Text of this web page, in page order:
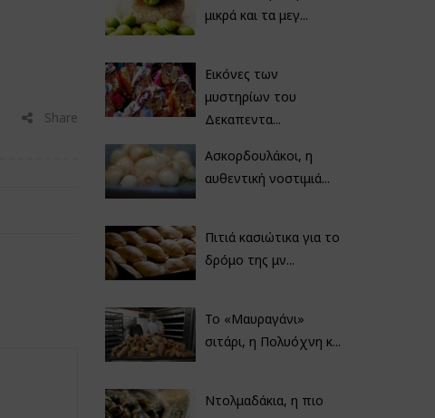
Share
μικρά και τα μεγ...
Εικόνες των
μυστηρίων του
Δεκαπεντα...
Ασκορδουλάκοι, η
αυθεντική νοστιμιά...
Πιτιά κασιώτικα για το
δρόμο της μν...
Το «Μαυραγάνι»
σιτάρι, η Πολυόχνη κ...
Ντολμαδάκια, η πιο